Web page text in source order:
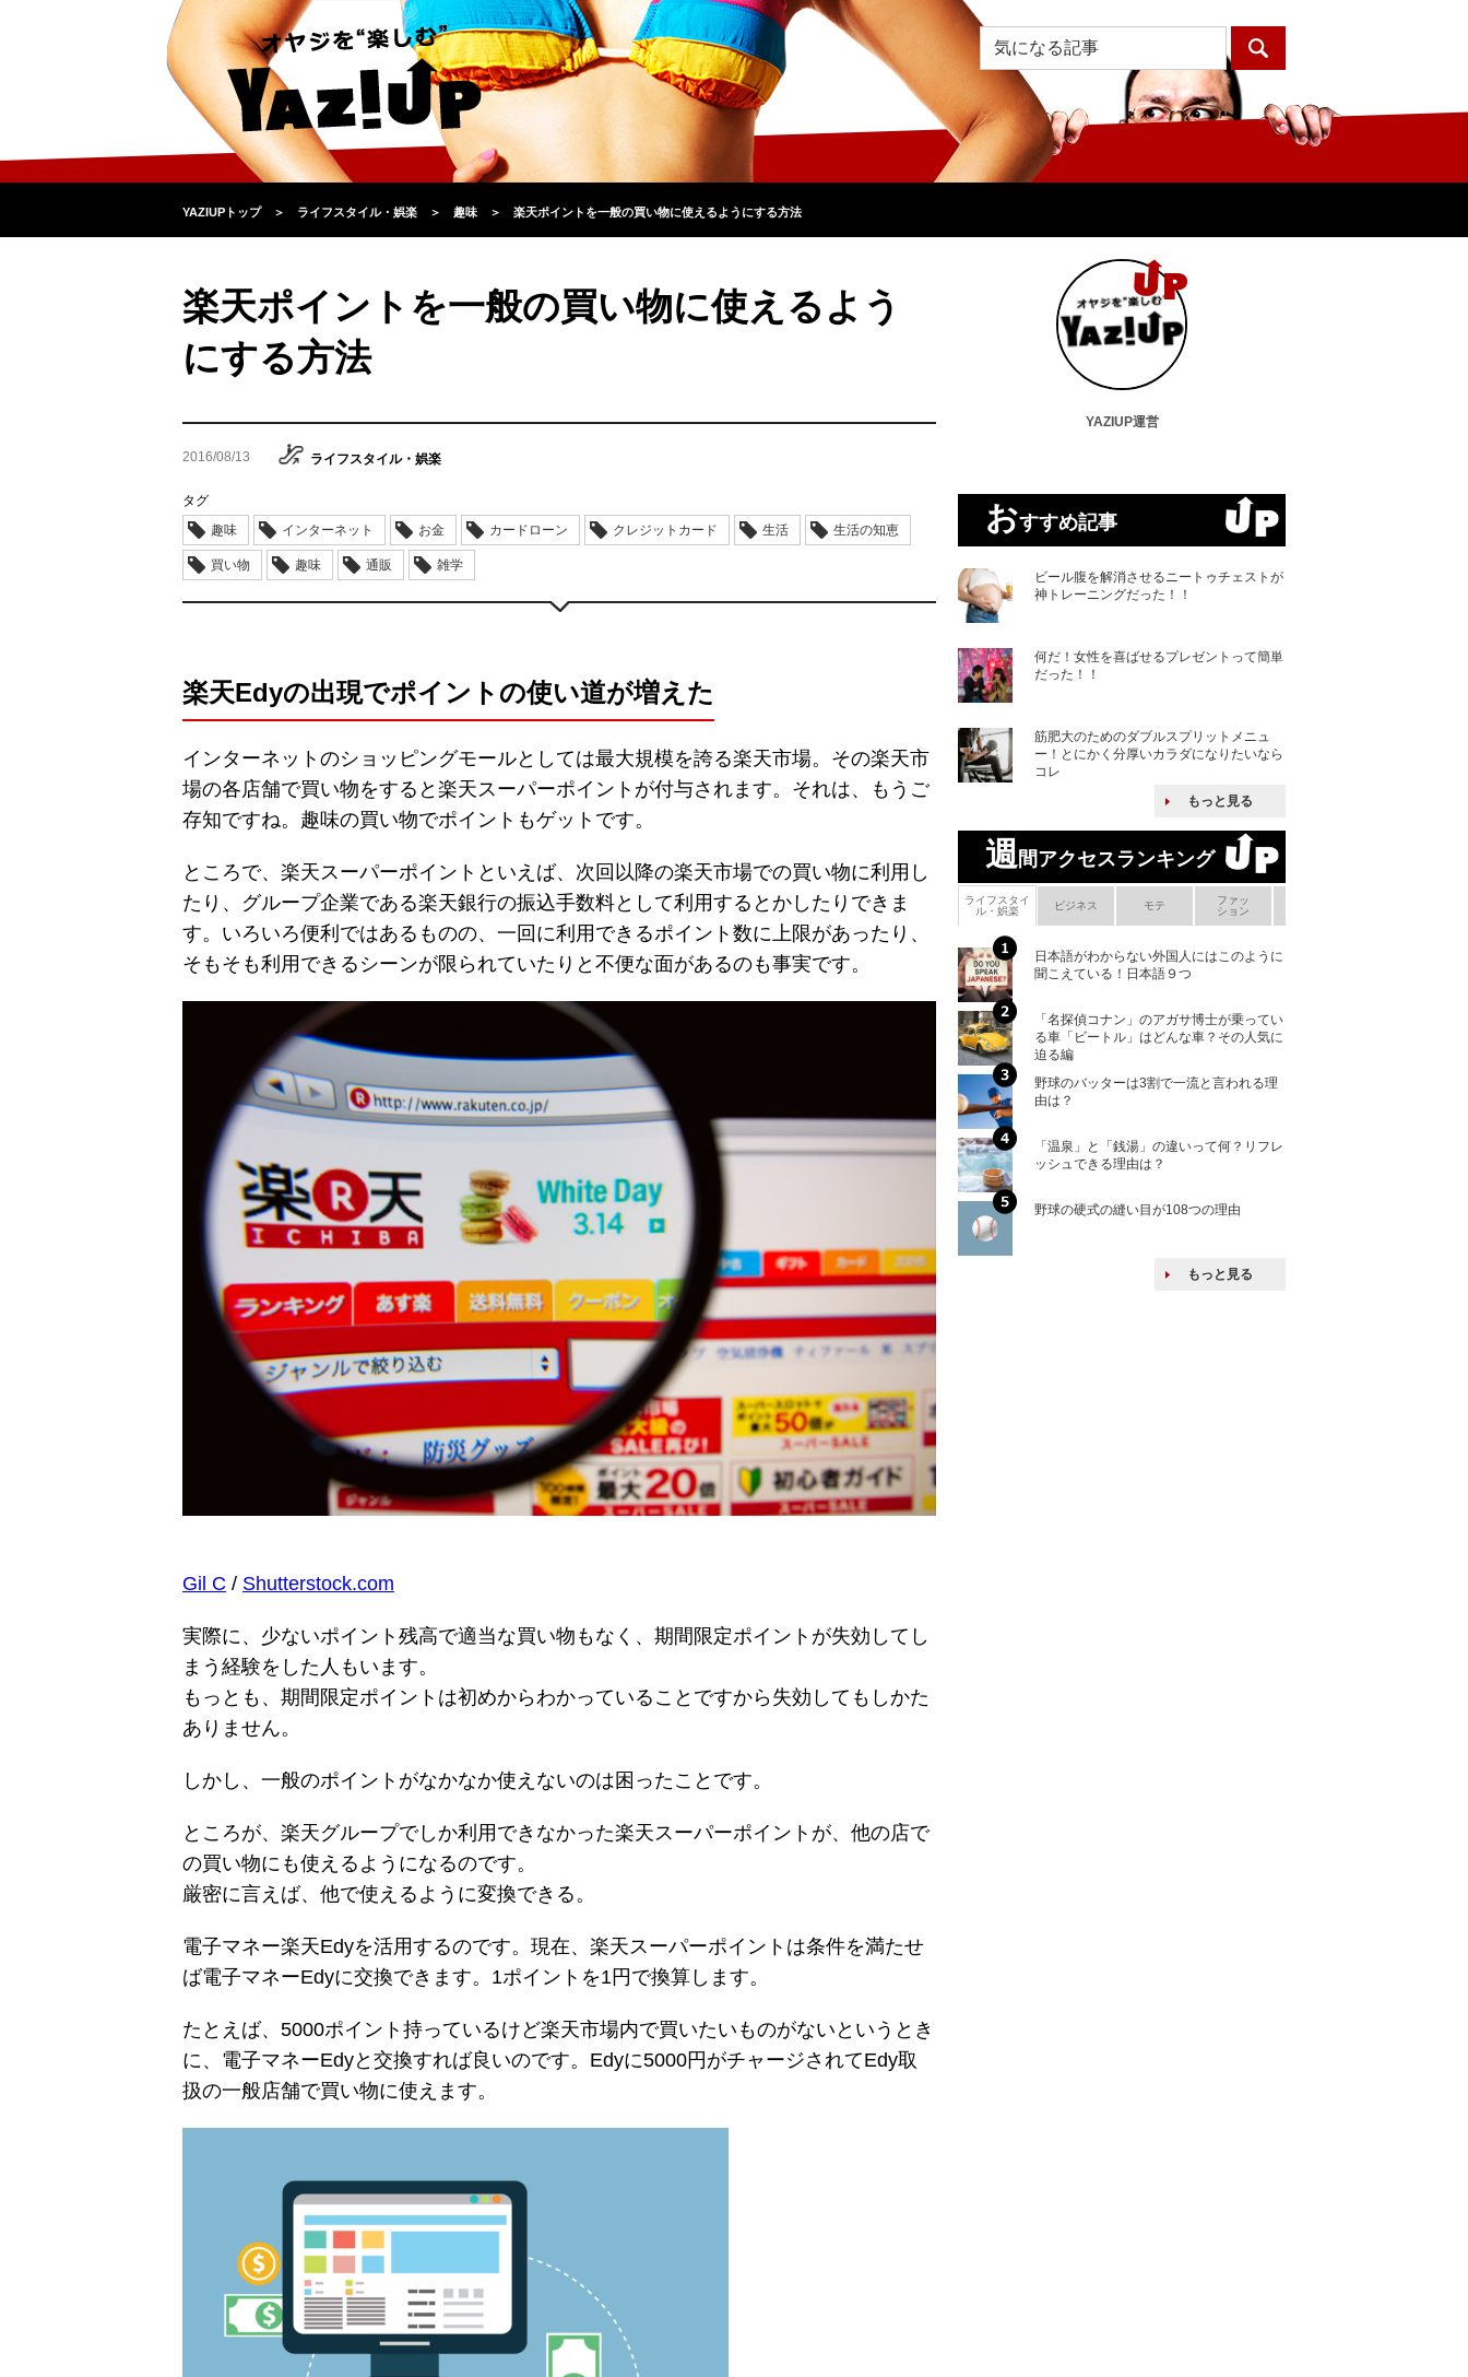
YAZIUPトップ ＞ ライフスタイル・娯楽 ＞ 趣味 ＞ 楽天ポイントを一般の買い物に使えるようにする方法
楽天ポイントを一般の買い物に使えるよう
にする方法
2016/08/13 ライフスタイル・娯楽
タグ
趣味
インターネット お金 カードローン クレジットカード 生活 生活の知恵
買い物 趣味 通販 雑学
楽天Edyの出現でポイントの使い道が増えた
インターネットのショッピングモールとしては最大規模を誇る楽天市場。その楽天市
場の各店舗で買い物をすると楽天スーパーポイントが付与されます。それは、もうご
存知ですね。趣味の買い物でポイントもゲットです。
ところで、楽天スーパーポイントといえば、次回以降の楽天市場での買い物に利用し
たり、グループ企業である楽天銀行の振込手数料として利用するとかしたりできま
す。いろいろ便利ではあるものの、一回に利用できるポイント数に上限があったり、
そもそも利用できるシーンが限られていたりと不便な面があるのも事実です。
Gil C / Shutterstock.com
実際に、少ないポイント残高で適当な買い物もなく、期間限定ポイントが失効してし
まう経験をした人もいます。
もっとも、期間限定ポイントは初めからわかっていることですから失効してもしかた
ありません。
しかし、一般のポイントがなかなか使えないのは困ったことです。
ところが、楽天グループでしか利用できなかった楽天スーパーポイントが、他の店で
の買い物にも使えるようになるのです。
厳密に言えば、他で使えるように変換できる。
電子マネー楽天Edyを活用するのです。現在、楽天スーパーポイントは条件を満たせ
ば電子マネーEdyに交換できます。1ポイントを1円で換算します。
たとえば、5000ポイント持っているけど楽天市場内で買いたいものがないというとき
に、電子マネーEdyと交換すれば良いのです。Edyに5000円がチャージされてEdy取
扱の一般店舗で買い物に使えます。
YAZIUP運営
おすすめ記事
ビール腹を解消させるニートゥチェストが
神トレーニングだった！！
何だ！女性を喜ばせるプレゼントって簡単
だった！！
筋肥大のためのダブルスプリットメニュ
ー！とにかく分厚いカラダになりたいなら
コレ
もっと見る
週間アクセスランキング
ライフスタイ
ル・娯楽
ビジネス モテ
ファッ
ション
日本語がわからない外国人にはこのように
聞こえている！日本語９つ
「名探偵コナン」のアガサ博士が乗ってい
る車「ビートル」はどんな車？その人気に
迫る編
野球のバッターは3割で一流と言われる理
由は？
「温泉」と「銭湯」の違いって何？リフレ
ッシュできる理由は？
野球の硬式の縫い目が108つの理由
もっと見る